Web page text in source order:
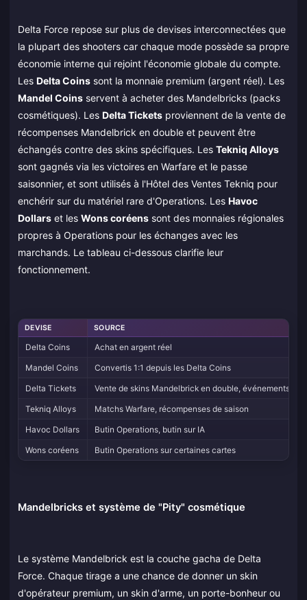
Delta Force repose sur plus de devises interconnectées que
la plupart des shooters car chaque mode possède sa propre
économie interne qui rejoint l'économie globale du compte.
Les Delta Coins sont la monnaie premium (argent réel). Les
Mandel Coins servent à acheter des Mandelbricks (packs
cosmétiques). Les Delta Tickets proviennent de la vente de
récompenses Mandelbrick en double et peuvent être
échangés contre des skins spécifiques. Les Tekniq Alloys
sont gagnés via les victoires en Warfare et le passe
saisonnier, et sont utilisés à l'Hôtel des Ventes Tekniq pour
enchérir sur du matériel rare d'Operations. Les Havoc
Dollars et les Wons coréens sont des monnaies régionales
propres à Operations pour les échanges avec les
marchands. Le tableau ci-dessous clarifie leur
fonctionnement.
DEVISE SOURCE
Delta Coins Achat en argent réel
Mandel Coins
Convertis 1:1 depuis les Delta Coins
Delta Tickets
Vente de skins Mandelbrick en double, événements
Tekniq Alloys
Matchs Warfare, récompenses de saison
Havoc Dollars
Butin Operations, butin sur IA
Wons coréens
Butin Operations sur certaines cartes
Mandelbricks et système de "Pity" cosmétique
Le système Mandelbrick est la couche gacha de Delta
Force. Chaque tirage a une chance de donner un skin
d'opérateur premium, un skin d'arme, un porte-bonheur ou